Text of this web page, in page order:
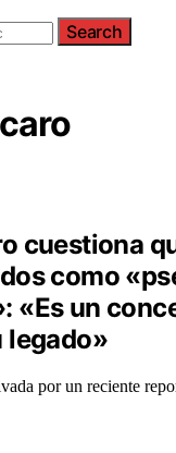
Search
cuestiona
como
«Es un
legado»
por un reciente